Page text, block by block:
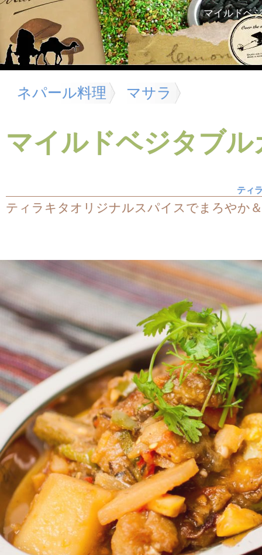
マイルドベ
ネパール料理 マサラ
マイルドベジタブル
ティ
ティラキタオリジナルスパイスでまろやか